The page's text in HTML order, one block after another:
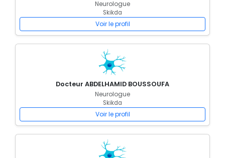
Neurologue
Skikda
Voir le profil
Docteur ABDELHAMID BOUSSOUFA
Neurologue
Skikda
Voir le profil